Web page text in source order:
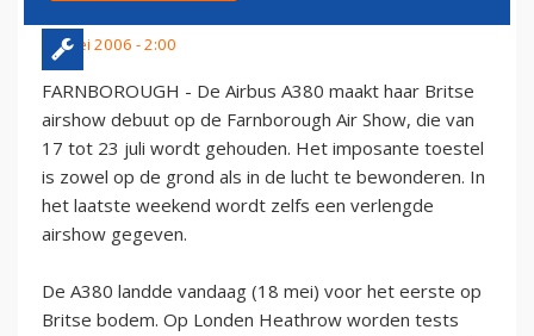
18 mei 2006 - 2:00
FARNBOROUGH - De Airbus A380 maakt haar Britse
airshow debuut op de Farnborough Air Show, die van
17 tot 23 juli wordt gehouden. Het imposante toestel
is zowel op de grond als in de lucht te bewonderen. In
het laatste weekend wordt zelfs een verlengde
airshow gegeven.
De A380 landde vandaag (18 mei) voor het eerste op
Britse bodem. Op Londen Heathrow worden tests